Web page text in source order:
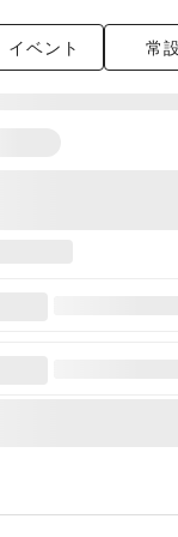
イベント 常